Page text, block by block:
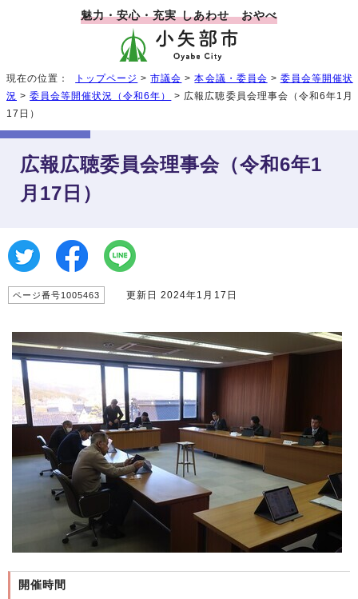
魅力・安心・充実 しあわせ おやべ
現在の位置： トップページ >市議会 >本会議・委員会 > 委員会等開催状
況 >委員会等開催状況（令和6年）
> 広報広聴委員会理事会（令和6年1月
17日）
広報広聴委員会理事会（令和6年1
月17日）
ページ番号1005463 更新日 2024年1月17日
開催時間